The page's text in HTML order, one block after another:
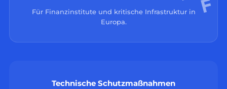
Für Finanzinstitute und kritische Infrastruktur in
Europa.
Technische Schutzmaßnahmen